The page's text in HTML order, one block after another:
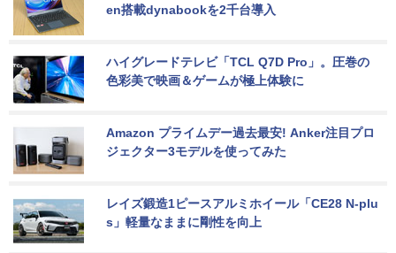
en搭載dynabookを2千台導入
ハイグレードテレビ「TCL Q7D Pro」。圧巻の
色彩美で映画＆ゲームが極上体験に
Amazon プライムデー過去最安! Anker注目プロ
ジェクター3モデルを使ってみた
レイズ鍛造1ピースアルミホイール「CE28 N-plu
s」軽量なままに剛性を向上